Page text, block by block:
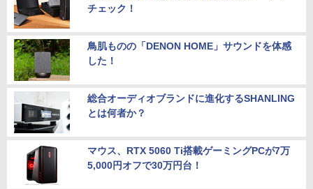
チェック！
鳥肌ものの「DENON HOME」サウンドを体感
した！
総合オーディオブランドに進化するSHANLING
とは何者か？
マウス、RTX 5060 Ti搭載ゲーミングPCが7万
5,000円オフで30万円台！